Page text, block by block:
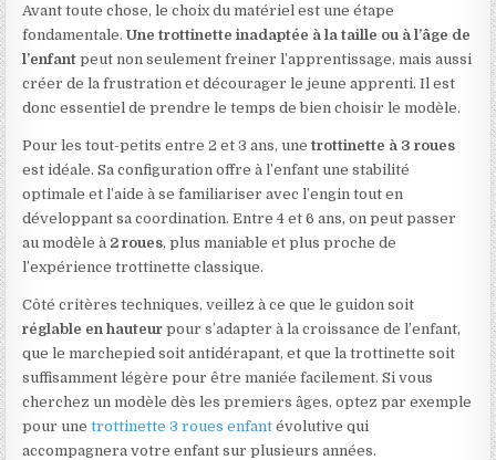
Avant toute chose, le choix du matériel est une étape
fondamentale.Une trottinette inadaptée à la taille ou à l’âge de
l’enfant peut non seulement freiner l’apprentissage, mais aussi
créer de la frustration et décourager le jeune apprenti. Il est
donc essentiel de prendre le temps de bien choisir le modèle.
Pour les tout-petits entre 2 et 3 ans, unetrottinette à 3 roues
est idéale. Sa configuration offre à l’enfant une stabilité
optimale et l’aide à se familiariser avec l’engin tout en
développant sa coordination. Entre 4 et 6 ans, on peut passer
au modèle à 2 roues, plus maniable et plus proche de
l’expérience trottinette classique.
Côté critères techniques, veillez à ce que le guidon soit
réglable en hauteur pour s’adapter à la croissance de l’enfant,
que le marchepied soit antidérapant, et que la trottinette soit
suffisamment légère pour être maniée facilement. Si vous
cherchez un modèle dès les premiers âges, optez par exemple
pour unetrottinette 3 roues enfant évolutive qui
accompagnera votre enfant sur plusieurs années.